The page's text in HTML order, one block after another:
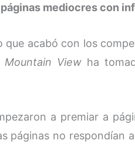
páginas mediocres con
que acabó con los
Mountain Viewha
a premiar a
páginas no respondían